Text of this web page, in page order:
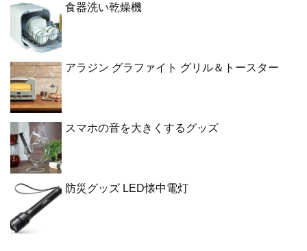
食器洗い乾燥機
アラジン グラファイト グリル＆トースター
スマホの音を大きくするグッズ
防災グッズ LED懐中電灯